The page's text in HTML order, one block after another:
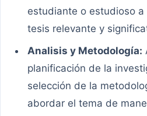
estudiante o estudioso
tesis relevante y
Analisis y Metodología:
planificación de la
selección de la
abordar el tema de